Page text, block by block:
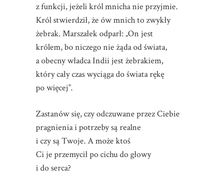
z funkcji, jeżeli król mnicha nie przyjmie.
Król stwierdził, że ów mnich to zwykły
żebrak. Marszałek odparł: „On jest
królem, bo niczego nie żąda od świata,
a obecny władca Indii jest żebrakiem,
który cały czas wyciąga do świata rękę
po więcej”.
Zastanów się, czy odczuwane przez Ciebie
pragnienia i potrzeby są realne
i czy są Twoje. A może ktoś
Ci je przemycił po cichu do głowy
i do serca?